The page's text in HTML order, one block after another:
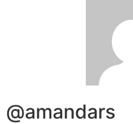
@amandars